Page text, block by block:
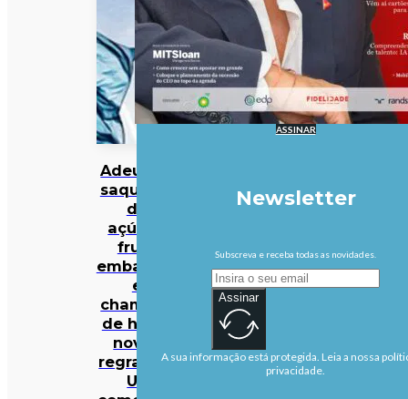
Adeus às
saquetas
de
açúcar,
fruta
embalada
e
champôs
de hotel:
novas
regras da
UE
ASSINAR
Newsletter
Subscreva e receba todas as novidades.
Assinar
A sua informação está protegida. Leia a nossa
privacidade.